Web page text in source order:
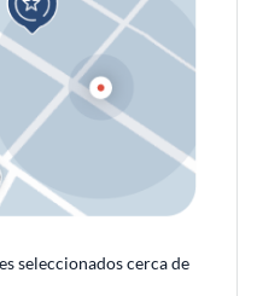
seleccionados cerca de